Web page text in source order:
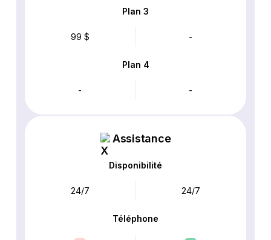
Plan 3
99 $ -
Plan 4
- -
Assistance
Disponibilité
24/7 24/7
Téléphone